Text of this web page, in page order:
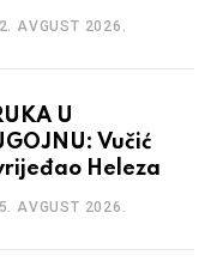
struje
2. AVGUST 2026.
U
Vučić
Heleza
5. AVGUST 2026.